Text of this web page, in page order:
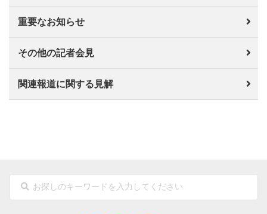
重要なお知らせ
その他の記者会見
関連報道に関する見解